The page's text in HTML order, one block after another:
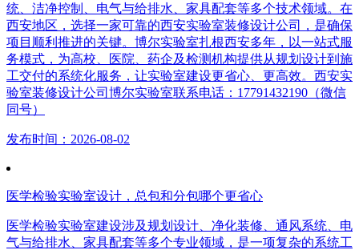
统、洁净控制、电气与给排水、家具配套等多个技术领域。在
西安地区，选择一家可靠的西安实验室装修设计公司，是确保
项目顺利推进的关键。博尔实验室扎根西安多年，以一站式服
务模式，为高校、医院、药企及检测机构提供从规划设计到施
工交付的系统化服务，让实验室建设更省心、更高效。西安实
验室装修设计公司博尔实验室联系电话：17791432190（微信
同号）
发布时间：2026-08-02
医学检验实验室设计，总包和分包哪个更省心
医学检验实验室建设涉及规划设计、净化装修、通风系统、电
气与给排水、家具配套等多个专业领域，是一项复杂的系统工